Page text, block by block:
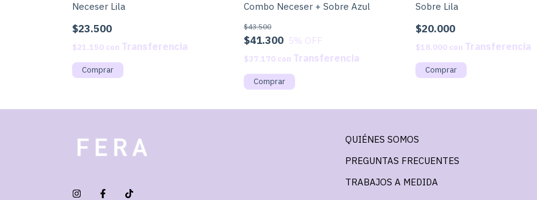
Neceser Lila
$23.500
$21.150 con
Combo Neceser + Sobre Azul
$41.300
$43.500
5% OFF
$37.170 con
Sobre Lila
$20.000
$18.000 con
QUIÉNES SOMOS
PREGUNTAS FRECUENTES
TRABAJOS A MEDIDA